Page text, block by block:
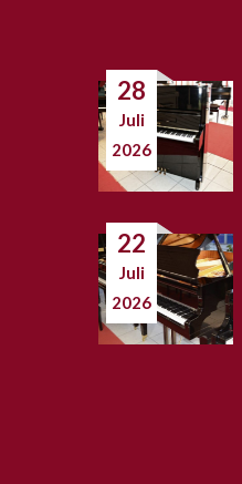
28
Juli
2026
22
Juli
2026